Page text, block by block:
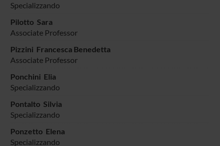
Specializzando
Pilotto Sara
Associate Professor
Pizzini Francesca Benedetta
Associate Professor
Ponchini Elia
Specializzando
Pontalto Silvia
Specializzando
Ponzetto Elena
Specializzando